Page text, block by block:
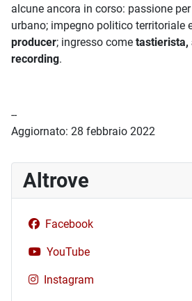
alcune ancora in corso: passione
urbano; impegno politico territoriale
producer; ingresso come tastierista,
recording.
--
Aggiornato: 28 febbraio 2022
Altrove
Facebook
YouTube
Instagram